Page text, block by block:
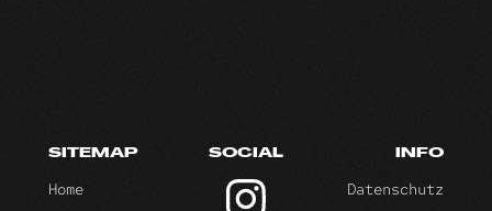
SITEMAP
Home
SOCIAL INFO
Datenschutz